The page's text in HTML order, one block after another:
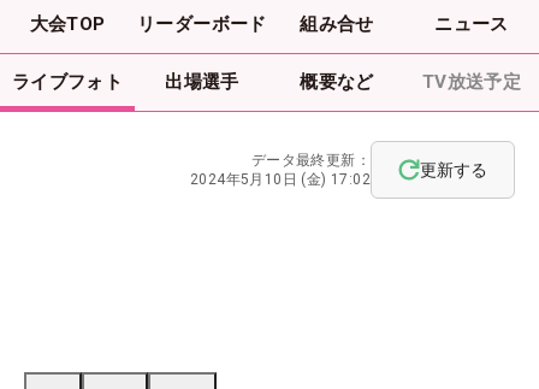
大会TOP リーダーボード 組み合せ ニュース
ライブフォト 出場選手 概要など TV放送予定
データ最終更新：
2024年5月10日 (金) 17:02
更新する